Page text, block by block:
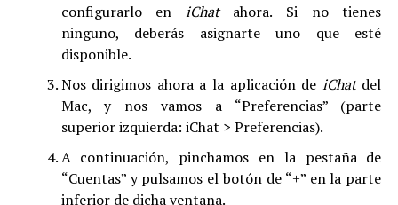
configurarlo en iChatahora. Si no tienes
ninguno, deberás asignarte uno que esté
disponible.
Nos dirigimos ahora a la aplicación de iChatdel
Mac, y nos vamos a “Preferencias” (parte
superior izquierda: iChat > Preferencias).
A continuación, pinchamos en la pestaña de
“Cuentas” y pulsamos el botón de “+” en la parte
inferior de dicha ventana.